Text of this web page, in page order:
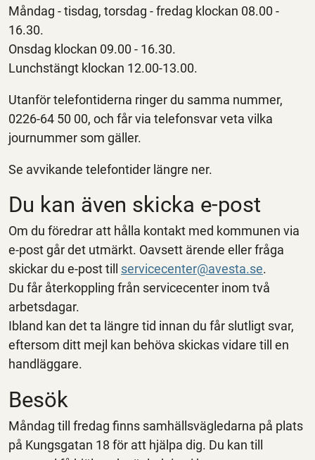
Måndag - tisdag, torsdag - fredag klockan 08.00 -
16.30.
Onsdag klockan 09.00 - 16.30.
Lunchstängt klockan 12.00-13.00.
Utanför telefontiderna ringer du samma nummer,
0226-64 50 00, och får via telefonsvar veta vilka
journummer som gäller.
Se avvikande telefontider längre ner.
Du kan även skicka e-post
Om du föredrar att hålla kontakt med kommunen via
e-post går det utmärkt. Oavsett ärende eller fråga
skickar du e-post till servicecenter@avesta.se.
Du får återkoppling från servicecenter inom två
arbetsdagar.
Ibland kan det ta längre tid innan du får slutligt svar,
eftersom ditt mejl kan behöva skickas vidare till en
handläggare.
Besök
Måndag till fredag finns samhällsvägledarna på plats
på Kungsgatan 18 för att hjälpa dig. Du kan till